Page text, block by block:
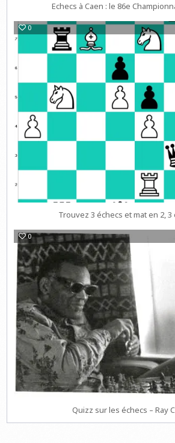
Echecs à Caen : le 86e
0
Trouvez 3 échecs et mat en 2, 3
0
Quizz sur les échecs – Ray